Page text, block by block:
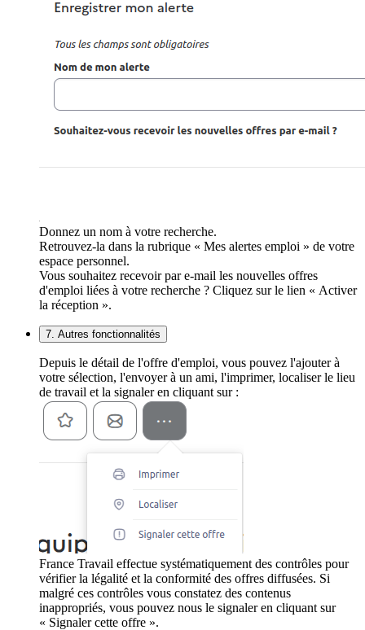
Donnez un nom à votre recherche.
Retrouvez-la dans la rubrique « Mes alertes emploi » de votre
espace personnel.
Vous souhaitez recevoir par e-mail les nouvelles offres
d'emploi liées à votre recherche ? Cliquez sur le lien « Activer
la réception ».
7. Autres fonctionnalités
Depuis le détail de l'offre d'emploi, vous pouvez l'ajouter à
votre sélection, l'envoyer à un ami, l'imprimer, localiser le lieu
de travail et la signaler en cliquant sur :
France Travail effectue systématiquement des contrôles pour
vérifier la légalité et la conformité des offres diffusées. Si
malgré ces contrôles vous constatez des contenus
inappropriés, vous pouvez nous le signaler en cliquant sur
« Signaler cette offre ».